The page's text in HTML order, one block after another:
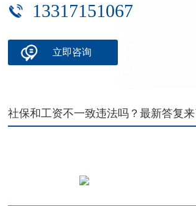
13317151067
立即咨询
社保和工资不一致违法吗？最新答复来